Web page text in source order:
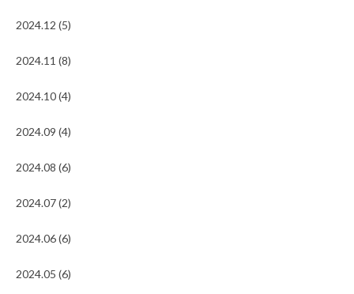
2024.12 (5)
2024.11 (8)
2024.10 (4)
2024.09 (4)
2024.08 (6)
2024.07 (2)
2024.06 (6)
2024.05 (6)